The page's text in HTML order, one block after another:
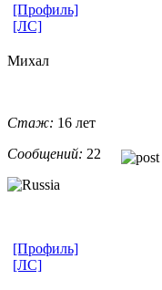
[Профиль]
[ЛС]
Михал
Стаж: 16 лет
Сообщений: 22
[Профиль]
[ЛС]